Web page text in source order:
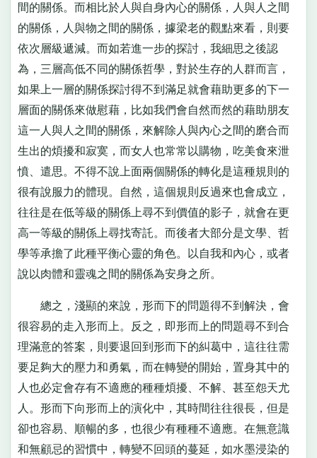
間的關係。而相比於人與自身內心的關係，人與人之間
的關係，人與物之間的關係，據梁老的觀點來看，則要
依次層級遞減。而如若進一步的探討，我細思之後認
為，三層高低不同的關係哲學，對於生存的人群而言，
如果上一層的關係探討得不到滿足就會藉助更多的下一
層面的關係來做慰藉，比如我們會自然而然的藉助朋友
這一人與人之間的關係，來解除人與內心之間的磨合而
生出的煩擾和寂寞，而女人也常常以購物，吃美食來泄
憤、遣思。不得不說上面兩個關係的轉化是這種規則的
很有說服力的體現。自然，這個規則反過來也會成立，
往往是在低等級的關係上尋不到價值的影子，就會在更
高一等級的關係上尋找寄託。而後者大部分是文學、哲
學等承擔了此種平衡心靈的角色。以自我和內心，或者
說以肉體和靈魂之間的關係為安身之所。
總之，淺顯的來說，形而下的問題得不到解決，會
很容易的走入形而上。反之，即形而上的問題尋不到合
理滿意的答案，則要退回到形而下的糾葛中，這往往需
要足夠大的壓力和勇氣，而在轉變的開始，置身其中的
人也必定會存有不適應的種種煩擾、不解、甚至怨天尤
人。形而下向形而上的演化中，其時間往往很長，但是
卻也容易、順暢的多，也很少有種種不適應。在無意識
和無顧忌的習慣中，轉變不回頭的蔓延，如水墨浸染的